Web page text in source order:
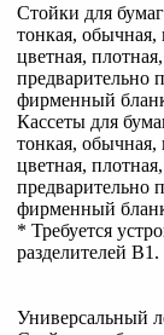
Стойки для
тонкая, обычная,
цветная,
предварительно
фирменный
Кассеты для
тонкая, обычная,
цветная,
предварительно
фирменный
* Требуется
разделителей B1.
Универсальный